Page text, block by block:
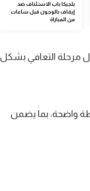
بلجيكا باب الاستئناف ضد
إيقاف بالوجون قبل ساعات
من المباراة
مرحلة التعافي بشكل
واضحة، بما يضمن